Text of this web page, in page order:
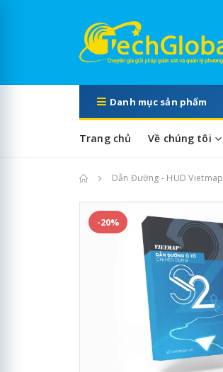
Danh mục sản phẩm
Trang chủ Về chúng tôi
Trang chủDẫn Đường - HUD Vietmap
-20%